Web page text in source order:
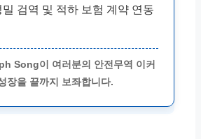
검역 및 적하 보험 계약 연동
Song이 여러분의 안전무역 이커
장을 끝까지 보좌합니다.